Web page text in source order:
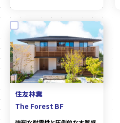
住友林業
The Forest BF